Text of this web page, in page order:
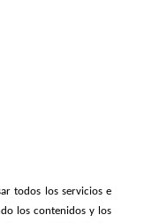
todos los servicios e
los contenidos y los